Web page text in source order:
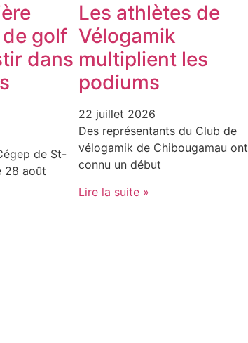
golf
dans
de St-
28 août
Les athlètes de
Vélogamik
multiplient les
podiums
22 juillet 2026
Des représentants du Club de
vélogamik de Chibougamau ont
connu un début
Lire la suite »